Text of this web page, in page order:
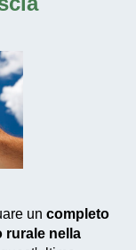
un completo
rurale nella